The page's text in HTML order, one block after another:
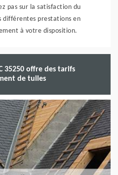
pas sur la satisfaction du
différentes prestations en
à votre disposition.
35250 offre des tarifs
de tuiles